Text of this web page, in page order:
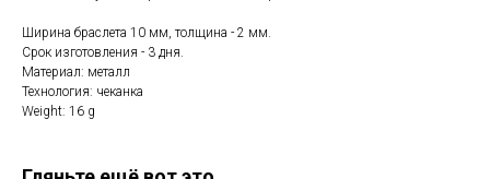
Ширина браслета 10 мм, толщина - 2 мм.
Срок изготовления - 3 дня.
Материал: металл
Технология: чеканка
Weight: 16 g